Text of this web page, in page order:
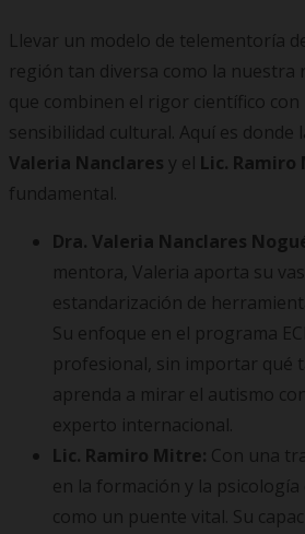
Llevar un modelo de telementoría
región tan diversa como la nuestra
que combinen el rigor científico
sensibilidad cultural. Aquí es donde
Valeria Nanclares y el Lic. Ramiro
fundamental.
Dra. Valeria Nanclares
mentora, Valeria aporta su
estandarización de
Su enfoque en el programa
profesional, sin importar qué
aprenda a mirar el autismo
experto internacional.
Lic. Ramiro Mitre: Con una
en la formación y la psicología
como un puente vital. Su